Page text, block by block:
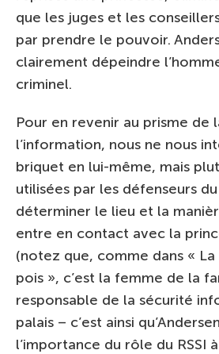
que les juges et les
par prendre le pouvoir.
clairement dépeindre
criminel.
Pour en revenir au prisme de
l’information, nous ne nous
briquet en lui-même, mais
utilisées par les défenseurs
déterminer le lieu et la
entre en contact avec la
(notez que, comme dans «
pois », c’est la femme de la
responsable de la sécurité
palais – c’est ainsi
l’importance du rôle du RSSI